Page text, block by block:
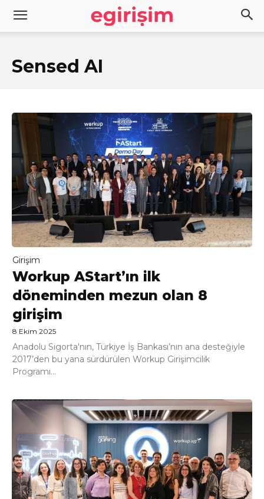
Sensed AI
Girişim
Workup AStart’ın ilk
döneminden mezun olan 8
girişim
8 Ekim 2025
Anadolu Sigorta'nın, Türkiye İş Bankası’nın ana desteğiyle
2017’den bu yana sürdürülen Workup Girişimcilik
Programı...